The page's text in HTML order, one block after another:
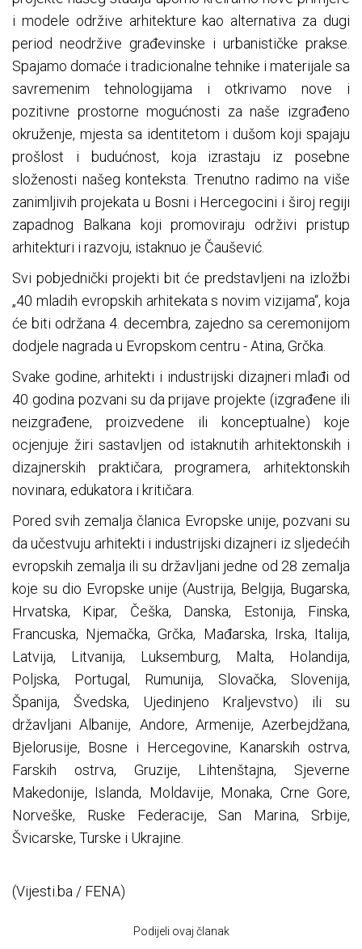
i modele održive arhitekture kao alternativa za dugi
period neodržive građevinske i urbanističke prakse.
Spajamo domaće i tradicionalne tehnike i materijale sa
savremenim tehnologijama i otkrivamo nove i
pozitivne prostorne mogućnosti za naše izgrađeno
okruženje, mjesta sa identitetom i dušom koji spajaju
prošlost i budućnost, koja izrastaju iz posebne
složenosti našeg konteksta. Trenutno radimo na više
zanimljivih projekata u Bosni i Hercegocini i široj regiji
zapadnog Balkana koji promoviraju održivi pristup
arhitekturi i razvoju, istaknuo je Čaušević.
Svi pobjednički projekti bit će predstavljeni na izložbi
„40 mladih evropskih arhitekata s novim vizijama“, koja
će biti održana 4. decembra, zajedno sa ceremonijom
dodjele nagrada u Evropskom centru - Atina, Grčka.
Svake godine, arhitekti i industrijski dizajneri mlađi od
40 godina pozvani su da prijave projekte (izgrađene ili
neizgrađene, proizvedene ili konceptualne) koje
ocjenjuje žiri sastavljen od istaknutih arhitektonskih i
dizajnerskih praktičara, programera, arhitektonskih
novinara, edukatora i kritičara.
Pored svih zemalja članica Evropske unije, pozvani su
da učestvuju arhitekti i industrijski dizajneri iz sljedećih
evropskih zemalja ili su državljani jedne od 28 zemalja
koje su dio Evropske unije (Austrija, Belgija, Bugarska,
Hrvatska, Kipar, Češka, Danska, Estonija, Finska,
Francuska, Njemačka, Grčka, Mađarska, Irska, Italija,
Latvija, Litvanija, Luksemburg, Malta, Holandija,
Poljska, Portugal, Rumunija, Slovačka, Slovenija,
Španija, Švedska, Ujedinjeno Kraljevstvo) ili su
državljani Albanije, Andore, Armenije, Azerbejdžana,
Bjelorusije, Bosne i Hercegovine, Kanarskih ostrva,
Farskih ostrva, Gruzije, Lihtenštajna, Sjeverne
Makedonije, Islanda, Moldavije, Monaka, Crne Gore,
Norveške, Ruske Federacije, San Marina, Srbije,
Švicarske, Turske i Ukrajine.
(Vijesti.ba / FENA)
Podijeli ovaj članak